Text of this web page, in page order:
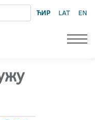
ЋИР LAT EN